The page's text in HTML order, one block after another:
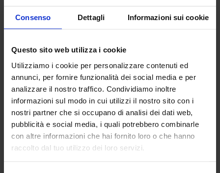
Consenso Dettagli Informazioni sui cookie
Questo sito web utilizza i cookie
Utilizziamo i cookie per personalizzare contenuti ed
annunci, per fornire funzionalità dei social media e per
analizzare il nostro traffico. Condividiamo inoltre
informazioni sul modo in cui utilizzi il nostro sito con i
nostri partner che si occupano di analisi dei dati web,
pubblicità e social media, i quali potrebbero combinarle
con altre informazioni che hai fornito loro o che hanno
raccolto dal tuo utilizzo dei loro servizi.
Characteristics
Produced in our factory in Italy
Available on request
Product not for sale online: to request